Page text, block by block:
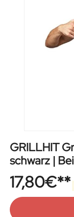
GRILLHIT
schwarz |
17,80€